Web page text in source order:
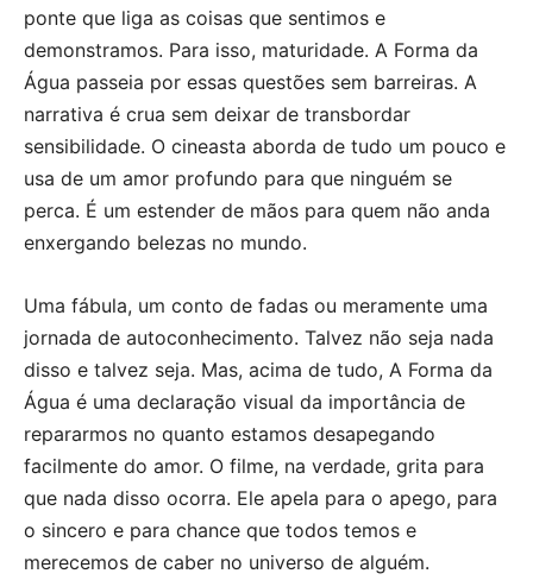
ponte que liga as coisas que sentimos e
demonstramos. Para isso, maturidade. A Forma da
Água passeia por essas questões sem barreiras. A
narrativa é crua sem deixar de transbordar
sensibilidade. O cineasta aborda de tudo um pouco e
usa de um amor profundo para que ninguém se
perca. É um estender de mãos para quem não anda
enxergando belezas no mundo.
Uma fábula, um conto de fadas ou meramente uma
jornada de autoconhecimento. Talvez não seja nada
disso e talvez seja. Mas, acima de tudo, A Forma da
Água é uma declaração visual da importância de
repararmos no quanto estamos desapegando
facilmente do amor. O filme, na verdade, grita para
que nada disso ocorra. Ele apela para o apego, para
o sincero e para chance que todos temos e
merecemos de caber no universo de alguém.